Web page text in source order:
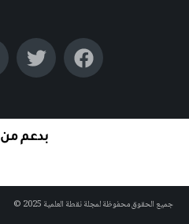
بدعم من
جميع الحقوق محفوظة لمجلة نقطة العلمية 2025 ©